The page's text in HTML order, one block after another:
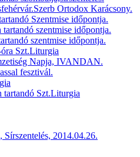
Ortodox Karácsony.
Szentmise időpontja.
tartandó szentmise időpontja.
szentmise időpontja.
Szt.Liturgia
Napja, IVANDAN.
fesztivál.
tartandó Szt.Liturgia
Sírszentelés, 2014.04.26.